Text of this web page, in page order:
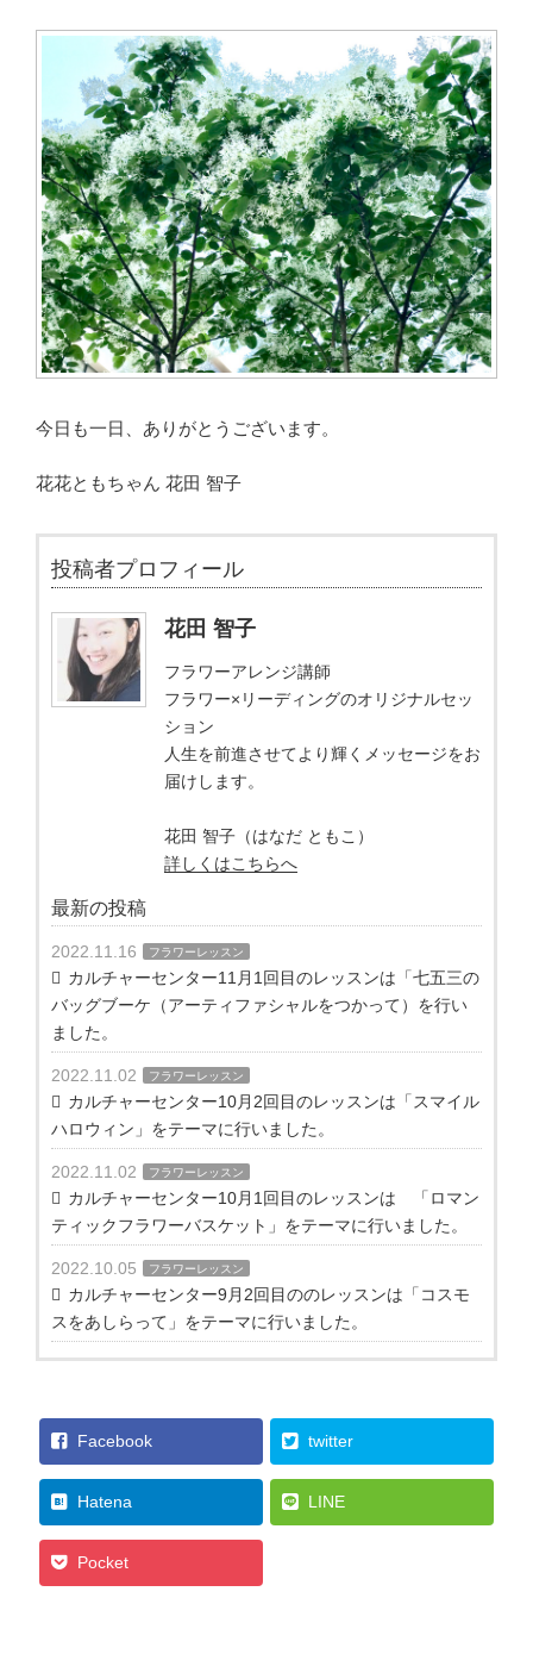
今日も一日、ありがとうございます。
花花ともちゃん 花田 智子
投稿者プロフィール
花田 智子
フラワーアレンジ講師
フラワー×リーディングのオリジナルセッ
ション
人生を前進させてより輝くメッセージをお
届けします。
花田 智子（はなだ ともこ）
詳しくはこちらへ
最新の投稿
2022.11.16 フラワーレッスン
カルチャーセンター11月1回目のレッスンは「七五三の
バッグブーケ（アーティファシャルをつかって）を行い
ました。
2022.11.02 フラワーレッスン
カルチャーセンター10月2回目のレッスンは「スマイル
ハロウィン」をテーマに行いました。
2022.11.02 フラワーレッスン
カルチャーセンター10月1回目のレッスンは 「ロマン
ティックフラワーバスケット」をテーマに行いました。
2022.10.05 フラワーレッスン
カルチャーセンター9月2回目ののレッスンは「コスモ
スをあしらって」をテーマに行いました。
Facebook twitter
Hatena LINE
Pocket